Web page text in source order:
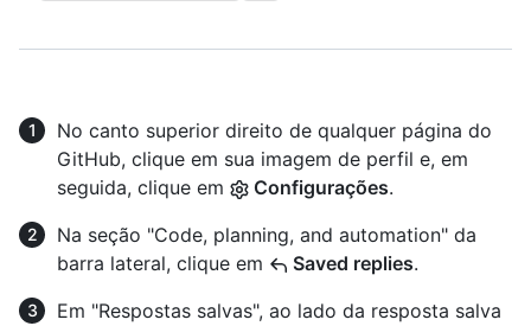
No canto superior direito de qualquer página do
GitHub, clique em sua imagem de perfil e, em
seguida, clique em
Configurações.
Na seção "Code, planning, and automation" da
barra lateral, clique em
Saved replies.
Em "Respostas salvas", ao lado da resposta salva